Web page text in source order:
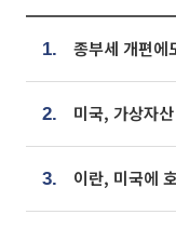
1.
2.
3.